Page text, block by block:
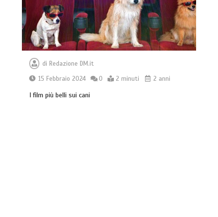
diRedazione DM.it
15 Febbraio 2024
0 2 minuti 2 anni
I film più belli sui cani